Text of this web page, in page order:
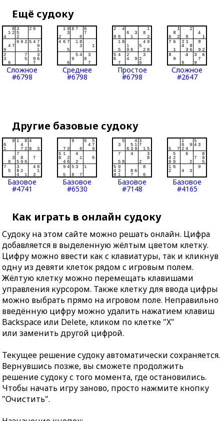
Ещё судоку
Сложное
#6798
Среднее
#6798
Простое
#6798
Сложное
#2647
Другие базовые судоку
Базовое
#4741
Базовое
#6530
Базовое
#7148
Базовое
#4165
Как играть в онлайн судоку
Судоку на этом сайте можно решать онлайн. Цифра
добавляется в выделенную жёлтым цветом клетку.
Цифру можно ввести как с клавиатуры, так и кликнув
одну из девяти клеток рядом с игровым полем.
Жёлтую клетку можно перемещать клавишами
управления курсором. Также клетку для ввода цифры
можно выбрать прямо на игровом поле. Неправильно
введённую цифру можно удалить нажатием клавиш
Backspace или Delete, кликом по клетке "X"
или заменить другой цифрой.
Текущее решение судоку автоматически сохраняется.
Вернувшись позже, вы сможете продолжить
решение судоку с того момента, где остановились.
Чтобы начать игру заново, просто нажмите кнопку
"Очистить".